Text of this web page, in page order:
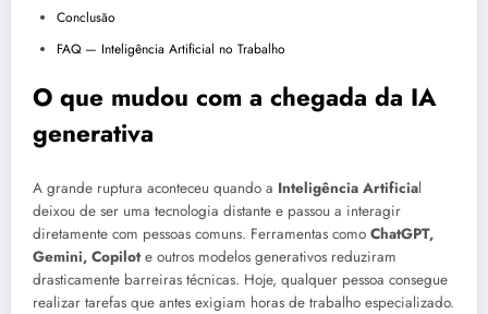
Conclusão
FAQ — Inteligência Artificial no Trabalho
O que mudou com a chegada da IA
generativa
A grande ruptura aconteceu quando a Inteligência Artificial
deixou de ser uma tecnologia distante e passou a interagir
diretamente com pessoas comuns. Ferramentas como ChatGPT,
Gemini, Copilote outros modelos generativos reduziram
drasticamente barreiras técnicas. Hoje, qualquer pessoa consegue
realizar tarefas que antes exigiam horas de trabalho especializado.